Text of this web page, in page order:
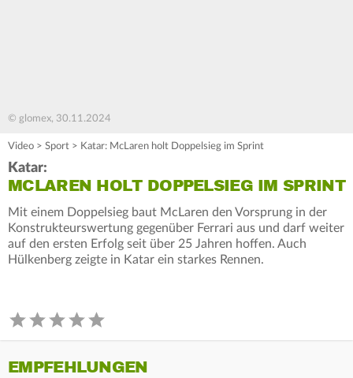
© glomex, 30.11.2024
Video > Sport > Katar: McLaren holt Doppelsieg im Sprint
Katar:
MCLAREN HOLT DOPPELSIEG IM SPRINT
Mit einem Doppelsieg baut McLaren den Vorsprung in der
Konstrukteurswertung gegenüber Ferrari aus und darf weiter
auf den ersten Erfolg seit über 25 Jahren hoffen. Auch
Hülkenberg zeigte in Katar ein starkes Rennen.
EMPFEHLUNGEN